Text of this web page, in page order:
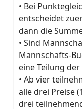
• Bei
entscheidet
dann die
• Sind
Mannschafts-
eine Teilung
• Ab vier
alle drei Preise
drei